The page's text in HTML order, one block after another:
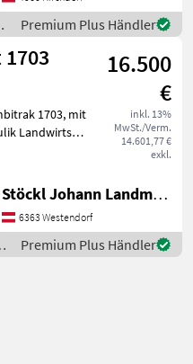
Ja; Weitere
Premium Plus Händler
1703
16.500
€
inkl. 13%
MwSt./Verm.
14.601,77 €
exkl.
1703, mit
Landwirtsch.
Stöckl Johann Landmaschinen GesmbH & Co KG
6363 Westendorf
Premium Plus Händler